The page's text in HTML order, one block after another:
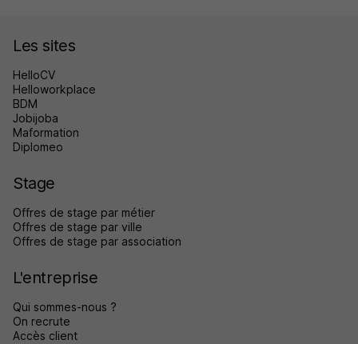
Les sites
HelloCV
Helloworkplace
BDM
Jobijoba
Maformation
Diplomeo
Stage
Offres de stage par métier
Offres de stage par ville
Offres de stage par association
L'entreprise
Qui sommes-nous ?
On recrute
Accès client